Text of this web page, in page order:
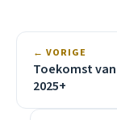
← VORIGE
Toekomst
2025+